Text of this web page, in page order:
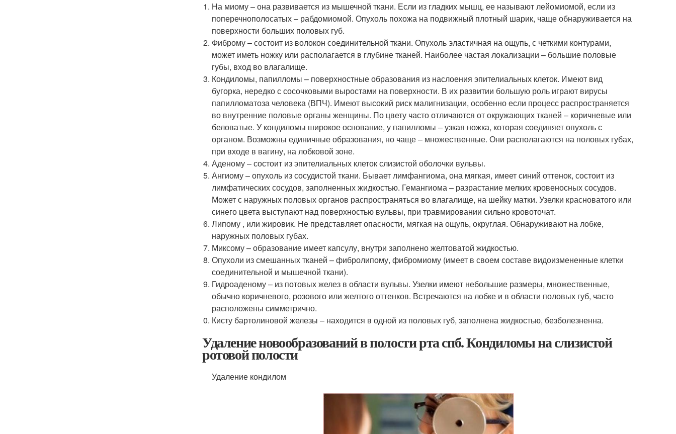
На миому – она развивается из мышечной ткани. Если из гладких мышц, ее называют лейомиомой, если из
поперечнополосатых – рабдомиомой. Опухоль похожа на подвижный плотный шарик, чаще обнаруживается на
поверхности больших половых губ.
Фиброму – состоит из волокон соединительной ткани. Опухоль эластичная на ощупь, с четкими контурами,
может иметь ножку или располагается в глубине тканей. Наиболее частая локализации – большие половые
губы, вход во влагалище.
Кондиломы, папилломы – поверхностные образования из наслоения эпителиальных клеток. Имеют вид
бугорка, нередко с сосочковыми выростами на поверхности. В их развитии большую роль играют вирусы
папилломатоза человека (ВПЧ). Имеют высокий риск малигнизации, особенно если процесс распространяется
во внутренние половые органы женщины. По цвету часто отличаются от окружающих тканей – коричневые или
беловатые. У кондиломы широкое основание, у папилломы – узкая ножка, которая соединяет опухоль с
органом. Возможны единичные образования, но чаще – множественные. Они располагаются на половых губах,
при входе в вагину, на лобковой зоне.
Аденому – состоит из эпителиальных клеток слизистой оболочки вульвы.
Ангиому – опухоль из сосудистой ткани. Бывает лимфангиома, она мягкая, имеет синий оттенок, состоит из
лимфатических сосудов, заполненных жидкостью. Гемангиома – разрастание мелких кровеносных сосудов.
Может с наружных половых органов распространяться во влагалище, на шейку матки. Узелки красноватого или
синего цвета выступают над поверхностью вульвы, при травмировании сильно кровоточат.
Липому , или жировик. Не представляет опасности, мягкая на ощупь, округлая. Обнаруживают на лобке,
наружных половых губах.
Миксому – образование имеет капсулу, внутри заполнено желтоватой жидкостью.
Опухоли из смешанных тканей – фибролипому, фибромиому (имеет в своем составе видоизмененные клетки
соединительной и мышечной ткани).
Гидроаденому – из потовых желез в области вульвы. Узелки имеют небольшие размеры, множественные,
обычно коричневого, розового или желтого оттенков. Встречаются на лобке и в области половых губ, часто
расположены симметрично.
Кисту бартолиновой железы – находится в одной из половых губ, заполнена жидкостью, безболезненна.
Удаление новообразований в полости рта спб. Кондиломы на слизистой
ротовой полости
Удаление кондилом